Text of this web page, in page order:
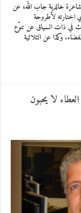
خالدية جاب الله، عن
اختارته لأطروحة
مؤخرا بجامعة قسنطينة2. كما تتحدث في ذات السياق عن تنوّع
وكذا عن الثلاثية
لا يحبون